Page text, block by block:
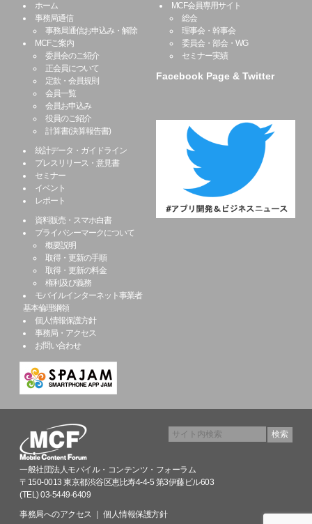
ホーム
事務局通信
事務局通信お申込み・解除
MCFご案内
委員会のご紹介
正会員について
定款・会員規則
会員一覧
会員お申込み
役員のご紹介
計算書(決算報告書)
統計データ・ガイドライン
プレスリリース・意見書
セミナー
イベント
レポート
資料販売・スマホ白書
プライバシーマークについて
概要説明
取得・更新の手順
取得・更新の料金
権利及び義務
モバイルインターネット事業者
基本倫理綱領
個人情報保護方針
事務局・アクセス
お問い合わせ
MCF会員専用サイト
総会
理事会・幹事会
委員会・部会・WG
セミナー実績
Facebook Page & Twitter
一般社団法人モバイル・コンテンツ・フォーラム
〒150-0013 東京都渋谷区恵比寿4-4-5 第3伊藤ビル603
(TEL) 03-5449-6409
事務局へのアクセス
個人情報保護方針